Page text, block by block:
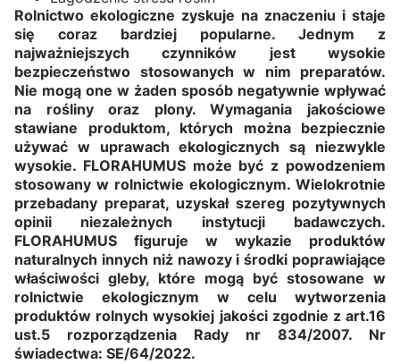
Rolnictwo ekologiczne zyskuje na znaczeniu i staje
się coraz bardziej popularne. Jednym z
najważniejszych czynników jest wysokie
bezpieczeństwo stosowanych w nim preparatów.
Nie mogą one w żaden sposób negatywnie wpływać
na rośliny oraz plony. Wymagania jakościowe
stawiane produktom, których można bezpiecznie
używać w uprawach ekologicznych są niezwykle
wysokie. FLORAHUMUS może być z powodzeniem
stosowany w rolnictwie ekologicznym. Wielokrotnie
przebadany preparat, uzyskał szereg pozytywnych
opinii niezależnych instytucji badawczych.
FLORAHUMUS figuruje w wykazie produktów
naturalnych innych niż nawozy i środki poprawiające
właściwości gleby, które mogą być stosowane w
rolnictwie ekologicznym w celu wytworzenia
produktów rolnych wysokiej jakości zgodnie z art.16
ust.5 rozporządzenia Rady nr 834/2007. Nr
świadectwa: SE/64/2022.